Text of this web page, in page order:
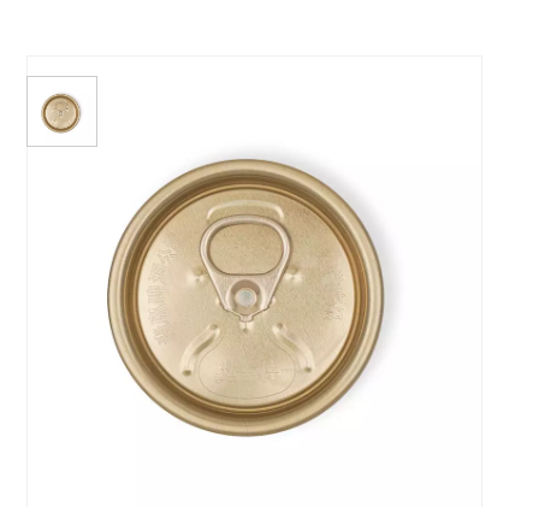
金色易开盖
金色瓶盖让您的饮料罐在货架上熠熠生辉，保沣提供浅金
色、深金色全系列金色罐盖。
金色易开盖
整板